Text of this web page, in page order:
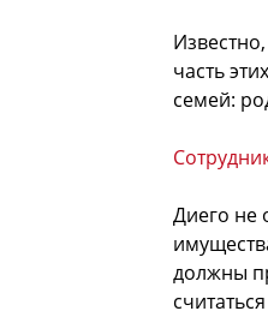
часть
семей:
Диего не
должны